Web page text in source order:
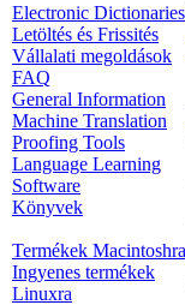
Electronic Dictionaries
Letöltés és Frissités
Vállalati megoldások
FAQ
General Information
Machine Translation
Proofing Tools
Language Learning
Software
Könyvek
Termékek Macintoshra
Ingyenes termékek
Linuxra